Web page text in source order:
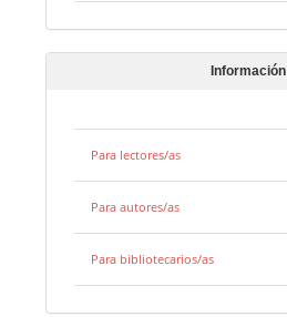
Información
Para lectores/as
Para autores/as
Para bibliotecarios/as